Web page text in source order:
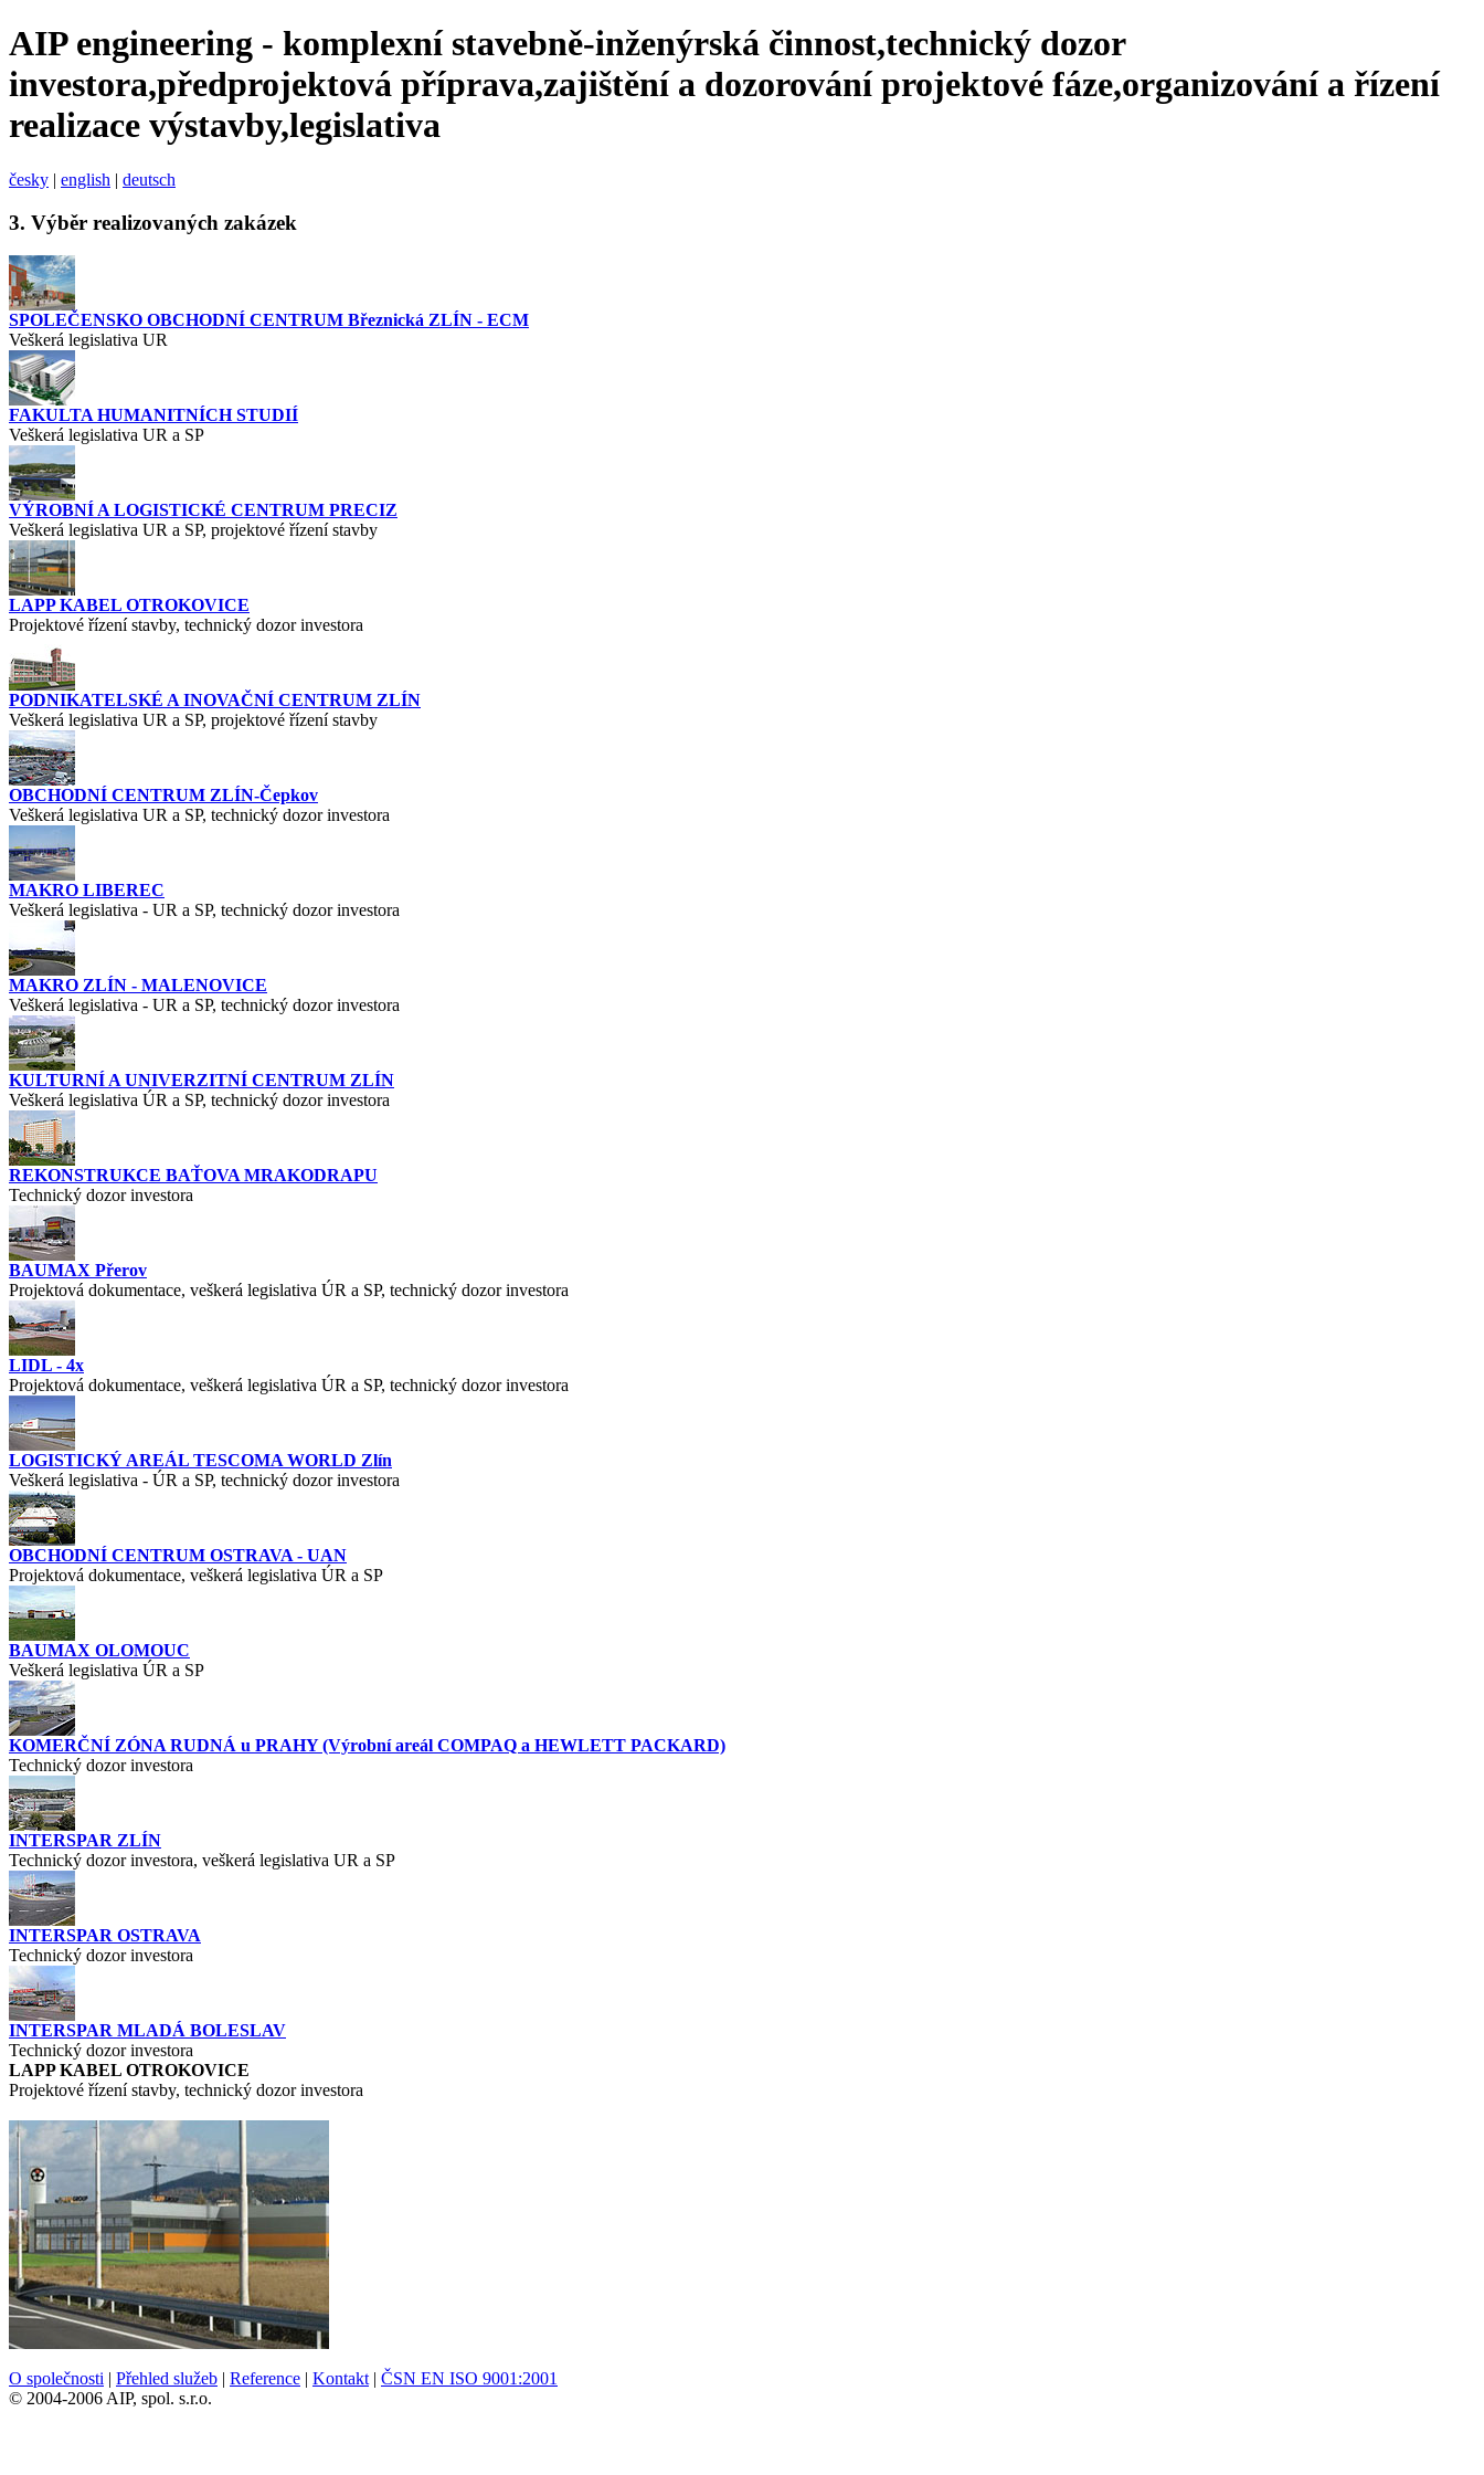
AIP engineering - komplexní stavebně-inženýrská činnost,technický dozor
investora,předprojektová příprava,zajištění a dozorování projektové fáze,organizování a řízení
realizace výstavby,legislativa
česky | english | deutsch
3. Výběr realizovaných zakázek
SPOLEČENSKO OBCHODNÍ CENTRUM Březnická ZLÍN - ECM
Veškerá legislativa UR
FAKULTA HUMANITNÍCH STUDIÍ
Veškerá legislativa UR a SP
VÝROBNÍ A LOGISTICKÉ CENTRUM PRECIZ
Veškerá legislativa UR a SP, projektové řízení stavby
LAPP KABEL OTROKOVICE
Projektové řízení stavby, technický dozor investora
PODNIKATELSKÉ A INOVAČNÍ CENTRUM ZLÍN
Veškerá legislativa UR a SP, projektové řízení stavby
OBCHODNÍ CENTRUM ZLÍN-Čepkov
Veškerá legislativa UR a SP, technický dozor investora
MAKRO LIBEREC
Veškerá legislativa - UR a SP, technický dozor investora
MAKRO ZLÍN - MALENOVICE
Veškerá legislativa - UR a SP, technický dozor investora
KULTURNÍ A UNIVERZITNÍ CENTRUM ZLÍN
Veškerá legislativa ÚR a SP, technický dozor investora
REKONSTRUKCE BAŤOVA MRAKODRAPU
Technický dozor investora
BAUMAX Přerov
Projektová dokumentace, veškerá legislativa ÚR a SP, technický dozor investora
LIDL - 4x
Projektová dokumentace, veškerá legislativa ÚR a SP, technický dozor investora
LOGISTICKÝ AREÁL TESCOMA WORLD Zlín
Veškerá legislativa - ÚR a SP, technický dozor investora
OBCHODNÍ CENTRUM OSTRAVA - UAN
Projektová dokumentace, veškerá legislativa ÚR a SP
BAUMAX OLOMOUC
Veškerá legislativa ÚR a SP
KOMERČNÍ ZÓNA RUDNÁ u PRAHY (Výrobní areál COMPAQ a HEWLETT PACKARD)
Technický dozor investora
INTERSPAR ZLÍN
Technický dozor investora, veškerá legislativa UR a SP
INTERSPAR OSTRAVA
Technický dozor investora
INTERSPAR MLADÁ BOLESLAV
Technický dozor investora
LAPP KABEL OTROKOVICE
Projektové řízení stavby, technický dozor investora
O společnosti | Přehled služeb | Reference | Kontakt | ČSN EN ISO 9001:2001
© 2004-2006 AIP, spol. s.r.o.